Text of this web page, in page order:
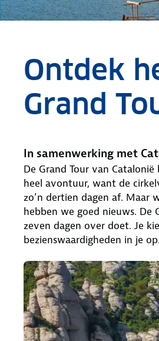
Ontdek
Grand
In samenwerking met
De Grand Tour van
heel avontuur, want de
zo’n dertien dagen af. Maar
hebben we goed nieuws.
zeven dagen over doet. Je
bezienswaardigheden in je